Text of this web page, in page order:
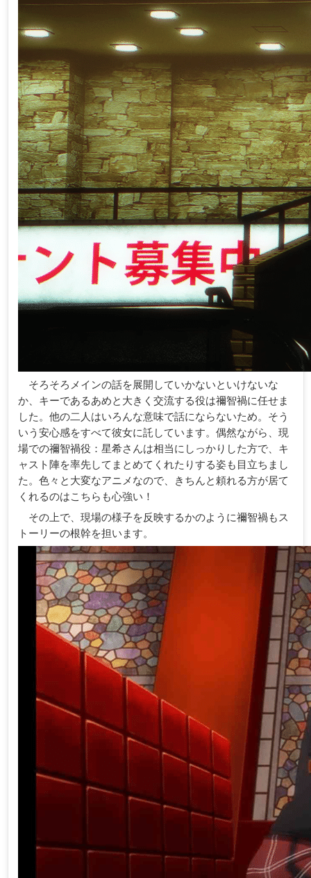
そろそろメインの話を展開していかないといけないな
か、キーであるあめと大きく交流する役は禰智禍に任せま
した。他の二人はいろんな意味で話にならないため。そう
いう安心感をすべて彼女に託しています。偶然ながら、現
場での禰智禍役：星希さんは相当にしっかりした方で、キ
ャスト陣を率先してまとめてくれたりする姿も目立ちまし
た。色々と大変なアニメなので、きちんと頼れる方が居て
くれるのはこちらも心強い！
その上で、現場の様子を反映するかのように禰智禍もス
トーリーの根幹を担います。